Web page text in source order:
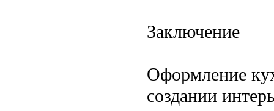
Заключение
Оформление
создании